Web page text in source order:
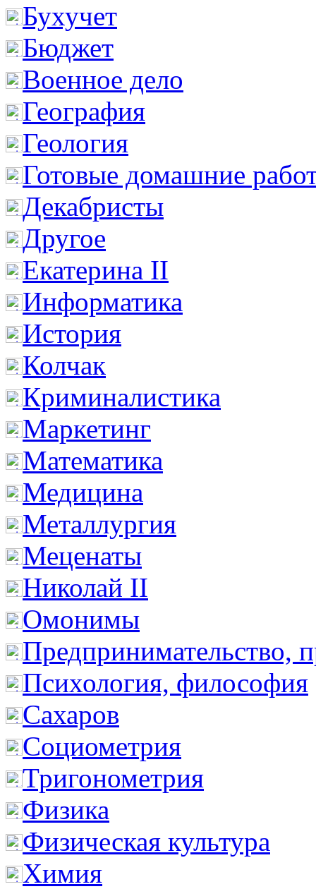
Бухучет
Бюджет
Военное дело
География
Геология
Готовые домашние
Декабристы
Другое
Екатерина II
Информатика
История
Колчак
Криминалистика
Маркетинг
Математика
Медицина
Металлургия
Меценаты
Николай II
Омонимы
Предпринимательство,
Психология, философия
Сахаров
Социометрия
Тригонометрия
Физика
Физическая культура
Химия